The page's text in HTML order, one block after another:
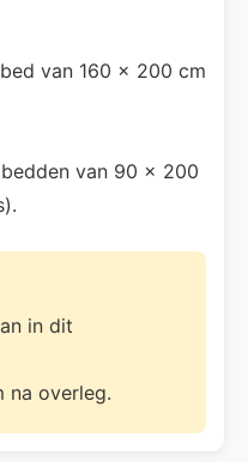
van 160 x 200 cm
van 90 x 200
in dit
na overleg.